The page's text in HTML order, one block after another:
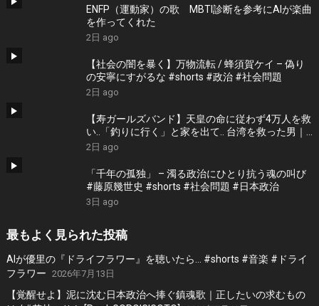
ENFP（運動家）の歌 MBTI診断を参考にAIが楽曲
を作ってくれた
2日 ago
【社会の闇を暴く】万物流転 / 蜂須賀ケイ – 偽り
の安寧にすがるな #shorts #政治 #社会問題
2日 ago
【寿ガールズバンド】天皇の命に従わず4万人を救
い..「釣りに行く」と家を出て.. 台湾を救った男｜
根本博『名もなき勝利』 by 寿STUDIO
2日 ago
「千年の孤独」 – 濁る政治にひとり抗う魂の叫び
#藤原幾世史 #shorts #社会問題 #日本政治
3日 ago
最もよく見られた投稿
AIが優里の『ドライフラワー』を聴いたら… #shorts #音楽 #ドライ
フラワー 2026年7月13日
【覚醒せよ】泥に沈む日本政治へ捧ぐ鎮魂歌｜正したいの求むもの